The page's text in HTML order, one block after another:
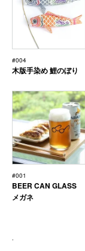
#004
木版手染め 鯉のぼり
#001
BEER CAN GLASS
メガネ
.